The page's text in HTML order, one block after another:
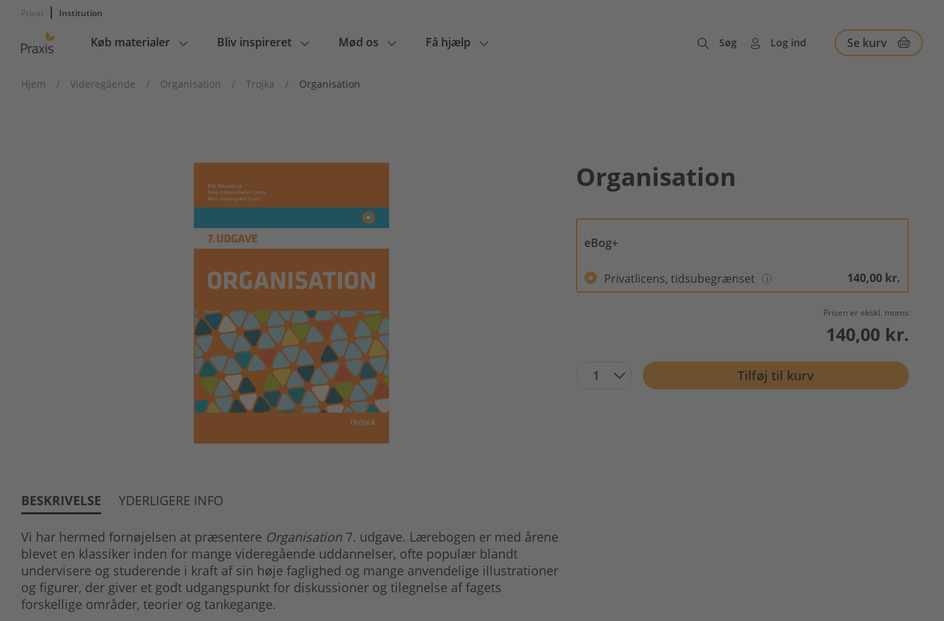
Privat Institution
Main
Køb materialer Bliv inspireret Mød os Få hjælp Søg Log ind Se kurv
Hjem / Videregående / Organisation / Trojka / Organisation
Organisation
eBog+
Privatlicens, tidsubegrænset 140,00 kr.
Prisen er ekskl. moms
140,00 kr.
1 Tilføj til kurv
BESKRIVELSE YDERLIGERE INFO
Vi har hermed fornøjelsen at præsentere Organisation 7. udgave. Lærebogen er med årene
blevet en klassiker inden for mange videregående uddannelser, ofte populær blandt
undervisere og studerende i kraft af sin høje faglighed og mange anvendelige illustrationer
og figurer, der giver et godt udgangspunkt for diskussioner og tilegnelse af fagets
forskellige områder, teorier og tankegange.